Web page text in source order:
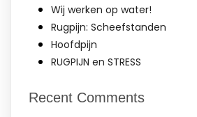
Wij werken op water!
Rugpijn: Scheefstanden
Hoofdpijn
RUGPIJN en STRESS
Recent Comments